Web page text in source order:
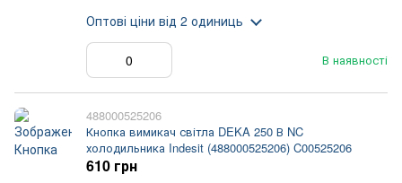
В наявності
Оптові ціни від 2 одиниць
488000525206
Кнопка вимикач світла DEKA 250 В NC
холодильника Indesit (488000525206) C00525206
610 грн